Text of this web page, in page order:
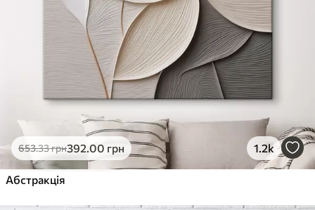
653.33грн392.00 грн 1.2k
Абстракція